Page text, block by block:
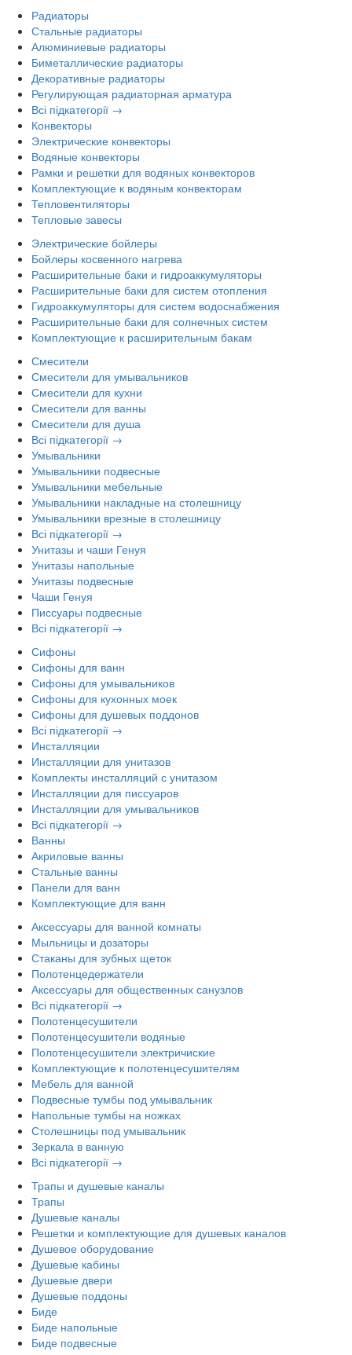
Радиаторы
Стальные радиаторы
Алюминиевые радиаторы
Биметаллические радиаторы
Декоративные радиаторы
Регулирующая радиаторная арматура
Всі підкатегорії →
Конвекторы
Электрические конвекторы
Водяные конвекторы
Рамки и решетки для водяных конвекторов
Комплектующие к водяным конвекторам
Тепловентиляторы
Тепловые завесы
Электрические бойлеры
Бойлеры косвенного нагрева
Расширительные баки и гидроаккумуляторы
Расширительные баки для систем отопления
Гидроаккумуляторы для систем водоснабжения
Расширительные баки для солнечных систем
Комплектующие к расширительным бакам
Смесители
Смесители для умывальников
Смесители для кухни
Смесители для ванны
Смесители для душа
Всі підкатегорії →
Умывальники
Умывальники подвесные
Умывальники мебельные
Умывальники накладные на столешницу
Умывальники врезные в столешницу
Всі підкатегорії →
Унитазы и чаши Генуя
Унитазы напольные
Унитазы подвесные
Чаши Генуя
Писсуары подвесные
Всі підкатегорії →
Сифоны
Сифоны для ванн
Сифоны для умывальников
Сифоны для кухонных моек
Сифоны для душевых поддонов
Всі підкатегорії →
Инсталляции
Инсталляции для унитазов
Комплекты инсталляций с унитазом
Инсталляции для писсуаров
Инсталляции для умывальников
Всі підкатегорії →
Ванны
Акриловые ванны
Стальные ванны
Панели для ванн
Комплектующие для ванн
Аксессуары для ванной комнаты
Мыльницы и дозаторы
Стаканы для зубных щеток
Полотенцедержатели
Аксессуары для общественных санузлов
Всі підкатегорії →
Полотенцесушители
Полотенцесушители водяные
Полотенцесушители электричиские
Комплектующие к полотенцесушителям
Мебель для ванной
Подвесные тумбы под умывальник
Напольные тумбы на ножках
Столешницы под умывальник
Зеркала в ванную
Всі підкатегорії →
Трапы и душевые каналы
Трапы
Душевые каналы
Решетки и комплектующие для душевых каналов
Душевое оборудование
Душевые кабины
Душевые двери
Душевые поддоны
Биде
Биде напольные
Биде подвесные